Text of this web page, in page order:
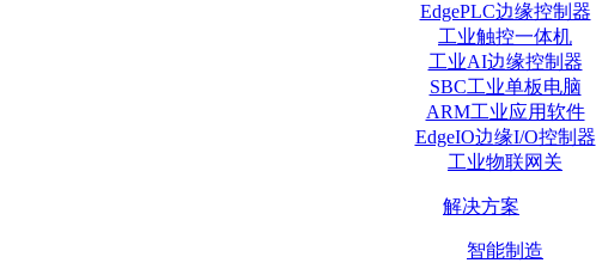
EdgePLC边缘控制器
工业触控一体机
工业AI边缘控制器
SBC工业单板电脑
ARM工业应用软件
EdgeIO边缘I/O控制器
工业物联网关
解决方案
智能制造